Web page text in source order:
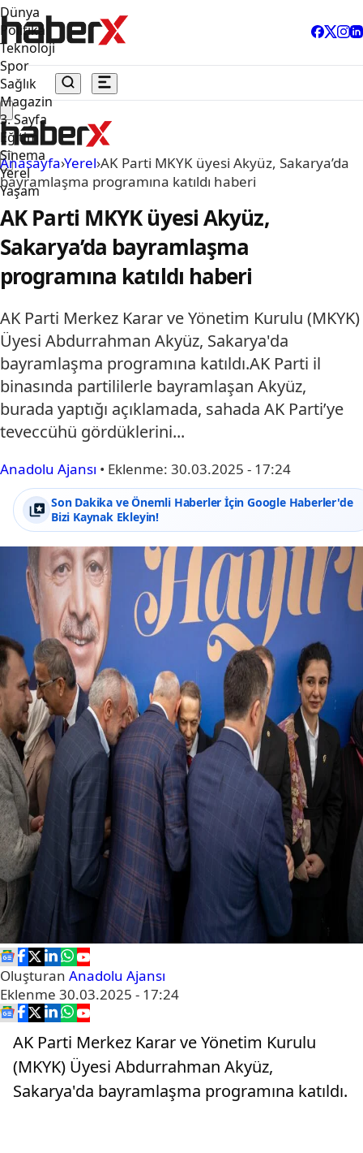
Dünya
Politika
Teknoloji
Spor
Sağlık
Magazin
3. Sayfa
Eğitim
Sinema
Yerel
Yaşam
Anasayfa›Yerel›AK Parti MKYK üyesi Akyüz, Sakarya’da
bayramlaşma programına katıldı haberi
AK Parti MKYK üyesi Akyüz,
Sakarya’da bayramlaşma
programına katıldı haberi
AK Parti Merkez Karar ve Yönetim Kurulu (MKYK)
Üyesi Abdurrahman Akyüz, Sakarya'da
bayramlaşma programına katıldı.AK Parti il
binasında partililerle bayramlaşan Akyüz,
burada yaptığı açıklamada, sahada AK Parti’ye
teveccühü gördüklerini...
Anadolu Ajansı • Eklenme: 30.03.2025 - 17:24
Son Dakika ve Önemli Haberler İçin Google Haberler'de
Bizi Kaynak Ekleyin!
Oluşturan Anadolu Ajansı
Eklenme 30.03.2025 - 17:24
AK Parti Merkez Karar ve Yönetim Kurulu
(MKYK) Üyesi Abdurrahman Akyüz,
Sakarya'da bayramlaşma programına katıldı.